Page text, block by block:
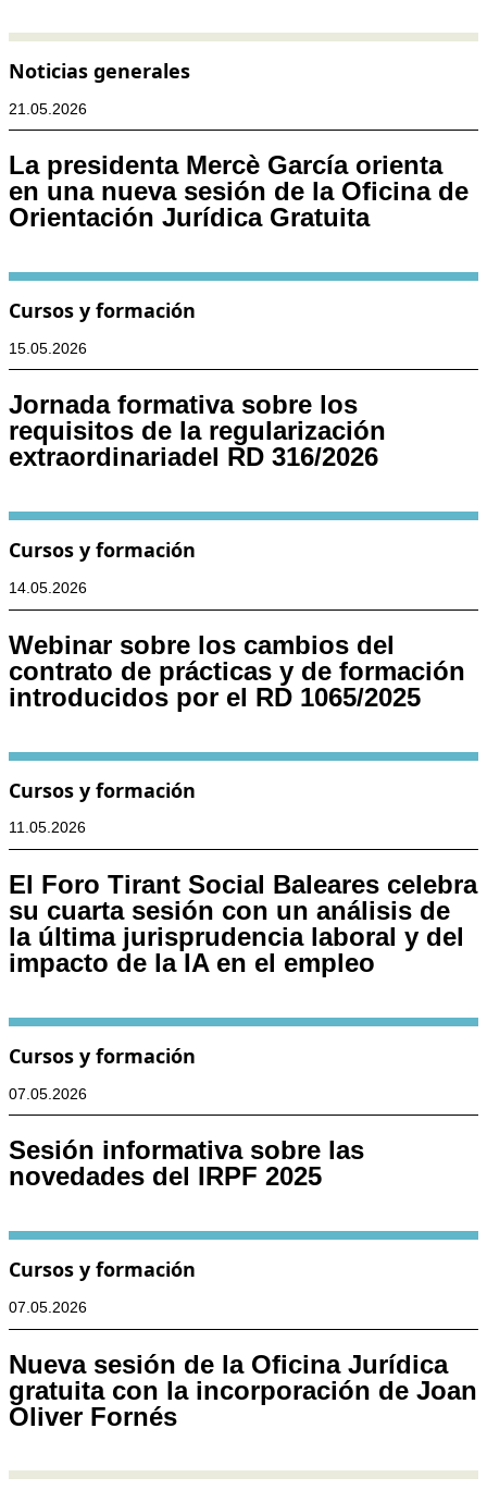
Noticias generales
21.05.2026
La presidenta Mercè García orienta
en una nueva sesión de la Oficina de
Orientación Jurídica Gratuita
Cursos y formación
15.05.2026
Jornada formativa sobre los
requisitos de la regularización
extraordinariadel RD 316/2026
Cursos y formación
14.05.2026
Webinar sobre los cambios del
contrato de prácticas y de formación
introducidos por el RD 1065/2025
Cursos y formación
11.05.2026
El Foro Tirant Social Baleares celebra
su cuarta sesión con un análisis de
la última jurisprudencia laboral y del
impacto de la IA en el empleo
Cursos y formación
07.05.2026
Sesión informativa sobre las
novedades del IRPF 2025
Cursos y formación
07.05.2026
Nueva sesión de la Oficina Jurídica
gratuita con la incorporación de Joan
Oliver Fornés